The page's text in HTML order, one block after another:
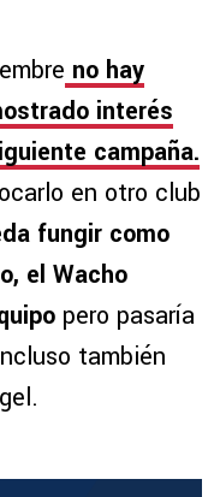
no hay
interés
campaña.
en otro club
fungir como
el Wacho
pero pasaría
también